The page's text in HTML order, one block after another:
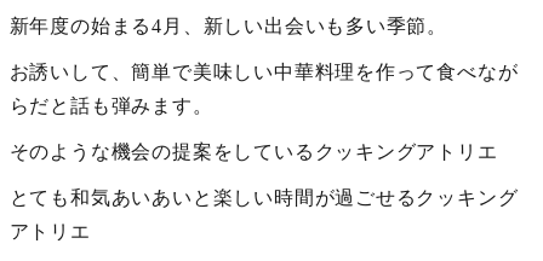
新年度の始まる4月、新しい出会いも多い季節。
お誘いして、簡単で美味しい中華料理を作って食べなが
らだと話も弾みます。
そのような機会の提案をしているクッキングアトリエ
とても和気あいあいと楽しい時間が過ごせるクッキング
アトリエ